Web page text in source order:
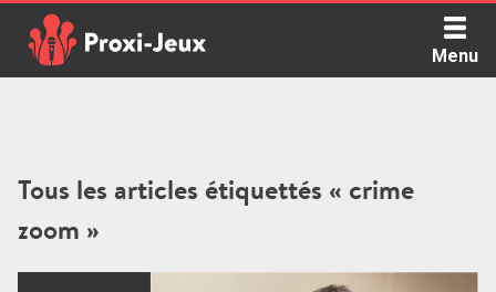
content
Menu
Tous les articles étiquettés « crime
zoom »